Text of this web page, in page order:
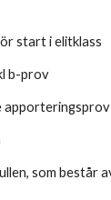
start i elitklass
b-prov
som består